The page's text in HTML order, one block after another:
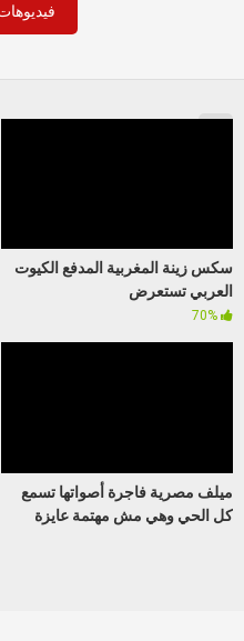
سكس زينة المغربية المدفع الكيوت
العربي تستعرض
ميلف مصرية فاجرة أصواتها تسمع
كل الحي وهي مش مهتمة عايزة